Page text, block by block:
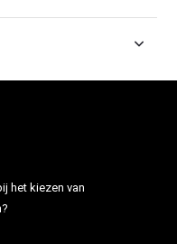
het kiezen van